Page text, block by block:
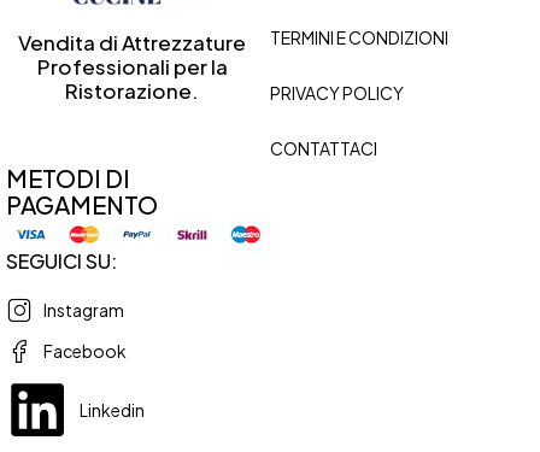
Vendita di Attrezzature
Professionali per la
Ristorazione.
TERMINI E CONDIZIONI
PRIVACY POLICY
CONTATTACI
METODI DI
PAGAMENTO
SEGUICI SU:
Instagram
Facebook
Linkedin